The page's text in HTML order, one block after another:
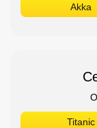
Akka
Titanic